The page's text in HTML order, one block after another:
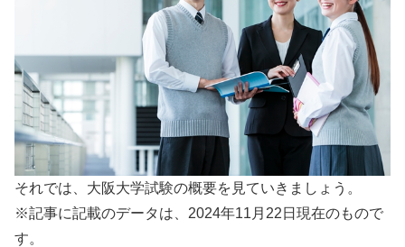
それでは、大阪大学試験の概要を見ていきましょう。
※記事に記載のデータは、2024年11月22日現在のもので
す。